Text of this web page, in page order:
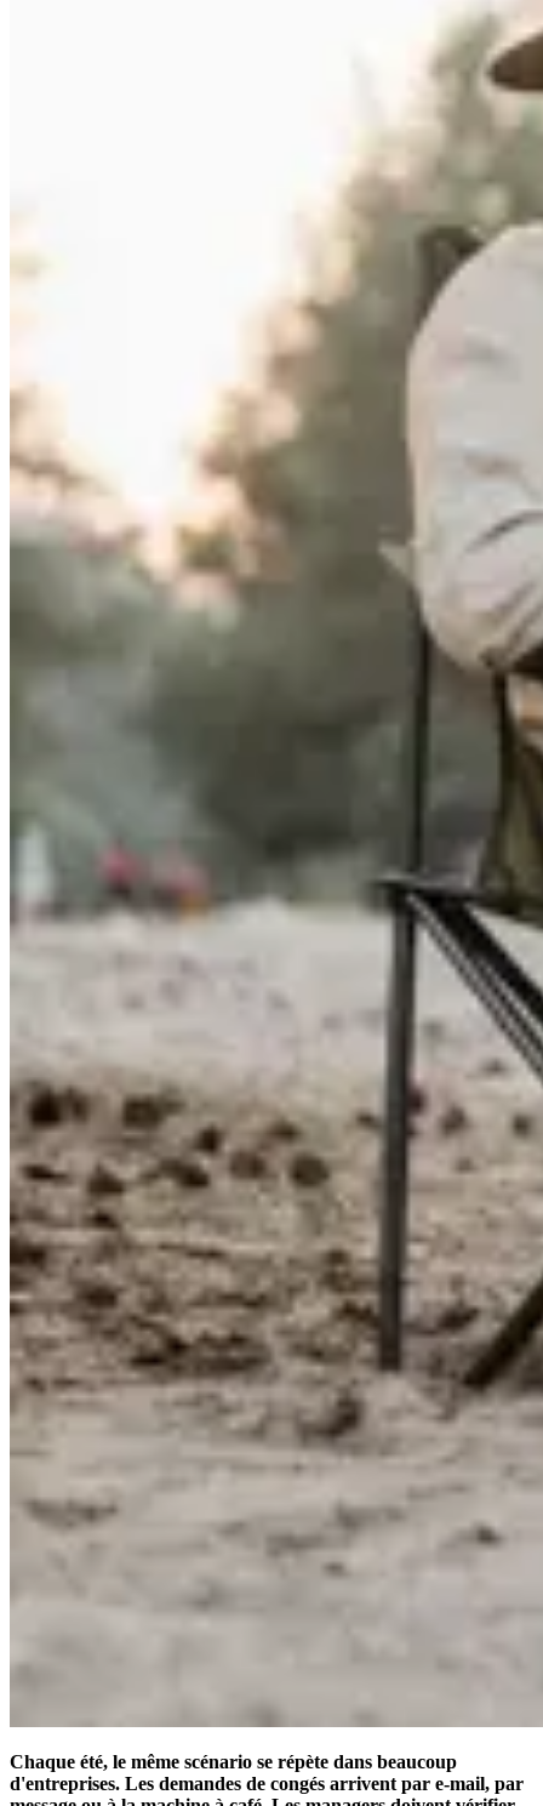
Chaque été, le même scénario se répète dans beaucoup
d'entreprises. Les demandes de congés arrivent par e-mail, par